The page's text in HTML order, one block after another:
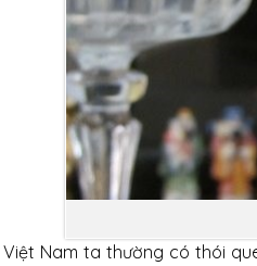
Nam ta thường có thói